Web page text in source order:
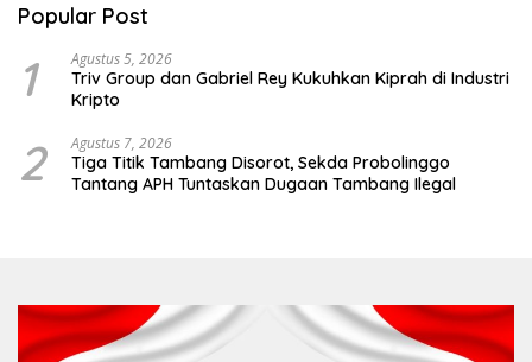
Popular Post
1 Agustus 5, 2026
Triv Group dan Gabriel Rey Kukuhkan Kiprah di Industri
Kripto
2 Agustus 7, 2026
Tiga Titik Tambang Disorot, Sekda Probolinggo
Tantang APH Tuntaskan Dugaan Tambang Ilegal